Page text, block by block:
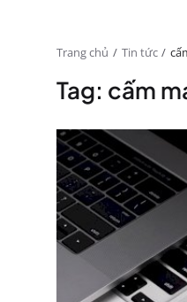
Trang chủ Tin tức
Tag: cấm